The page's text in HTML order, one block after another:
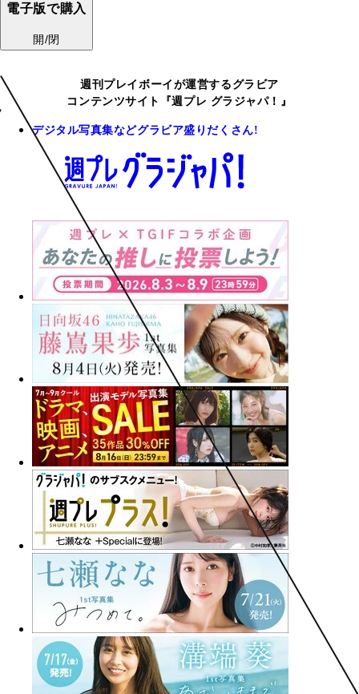
電子版で購入
開/閉
週刊プレイボーイが運営するグラビア
コンテンツサイト『週プレ グラジャパ！』
デジタル写真集などグラビア盛りだくさん!